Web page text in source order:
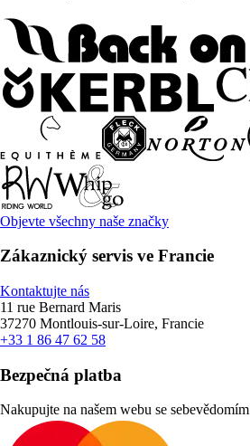
Objevte všechny naše značky
Zákaznický servis ve Francie
Kontaktujte nás
11 rue Bernard Maris
37270 Montlouis-sur-Loire, Francie
+33 1 86 47 62 58
Bezpečná platba
Nakupujte na našem webu se sebevědomím